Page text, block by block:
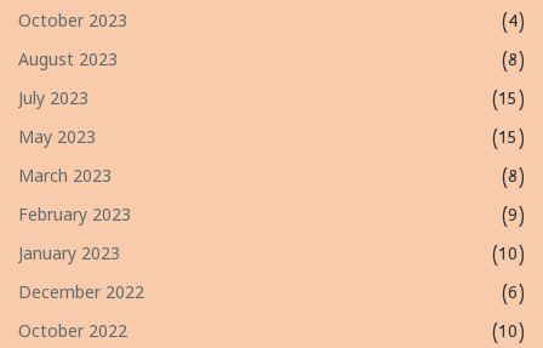
October 2023
(4)
August 2023
(8)
July 2023
(15)
May 2023
(15)
March 2023
(8)
February 2023
(9)
January 2023
(10)
December 2022
(6)
October 2022
(10)